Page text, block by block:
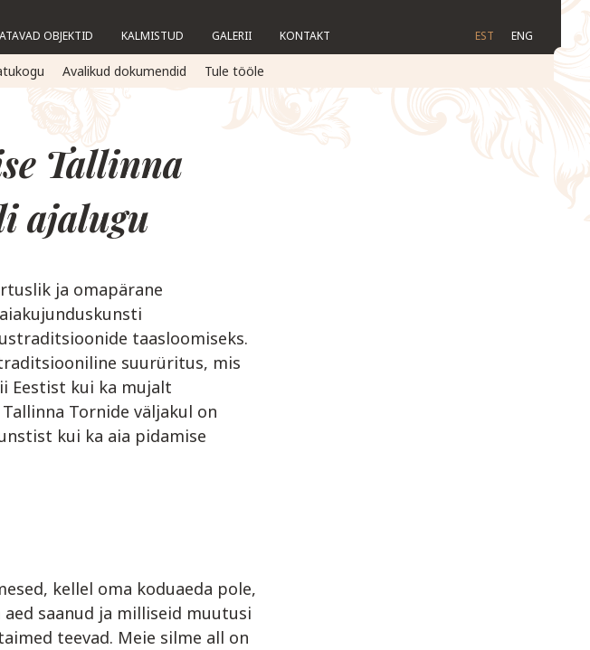
OBJEKTID KALMISTUD GALERII KONTAKT EST ENG
Avalikud dokumendid Tule tööle
Tallinna
ajalugu
ja omapärane
taasloomiseks.
suurüritus, mis
Eestist kui ka mujalt
Tornide väljakul on
kui ka aia pidamise
kellel oma koduaeda pole,
saanud ja milliseid muutusi
teevad. Meie silme all on